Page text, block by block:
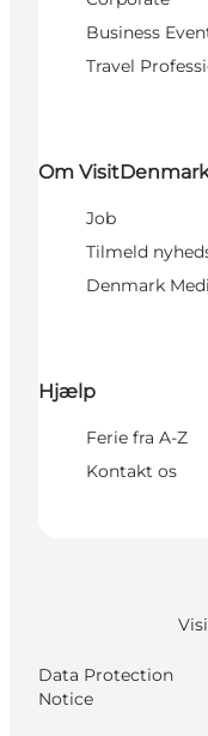
Business
Travel
Om
Job
Tilmeld
Denmark
Hjælp
Ferie fra A-Z
Kontakt os
Data Protection
Notice